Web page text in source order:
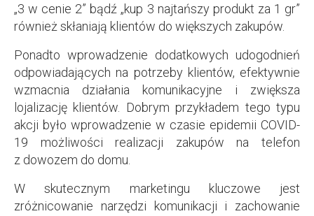
„3 w cenie 2” bądź „kup 3 najtańszy produkt za 1 gr”
również skłaniają klientów do większych zakupów.
Ponadto wprowadzenie dodatkowych udogodnień
odpowiadających na potrzeby klientów, efektywnie
wzmacnia działania komunikacyjne i zwiększa
lojalizację klientów. Dobrym przykładem tego typu
akcji było wprowadzenie w czasie epidemii COVID-
19 możliwości realizacji zakupów na telefon
z dowozem do domu.
W skutecznym marketingu kluczowe jest
zróżnicowanie narzędzi komunikacji i zachowanie